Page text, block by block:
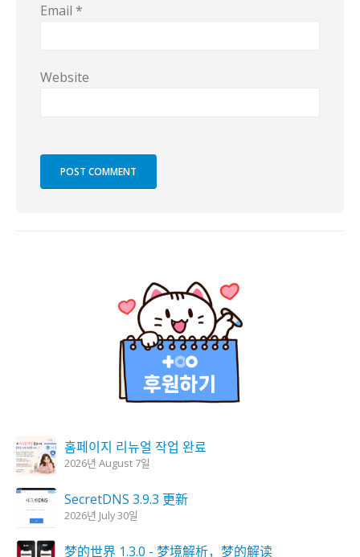
Email *
Website
홈페이지 리뉴얼 작업 완료
2026년 August 7일
SecretDNS 3.9.3 更新
2026년 July 30일
梦的世界 1.3.0 - 梦境解析，梦的解读